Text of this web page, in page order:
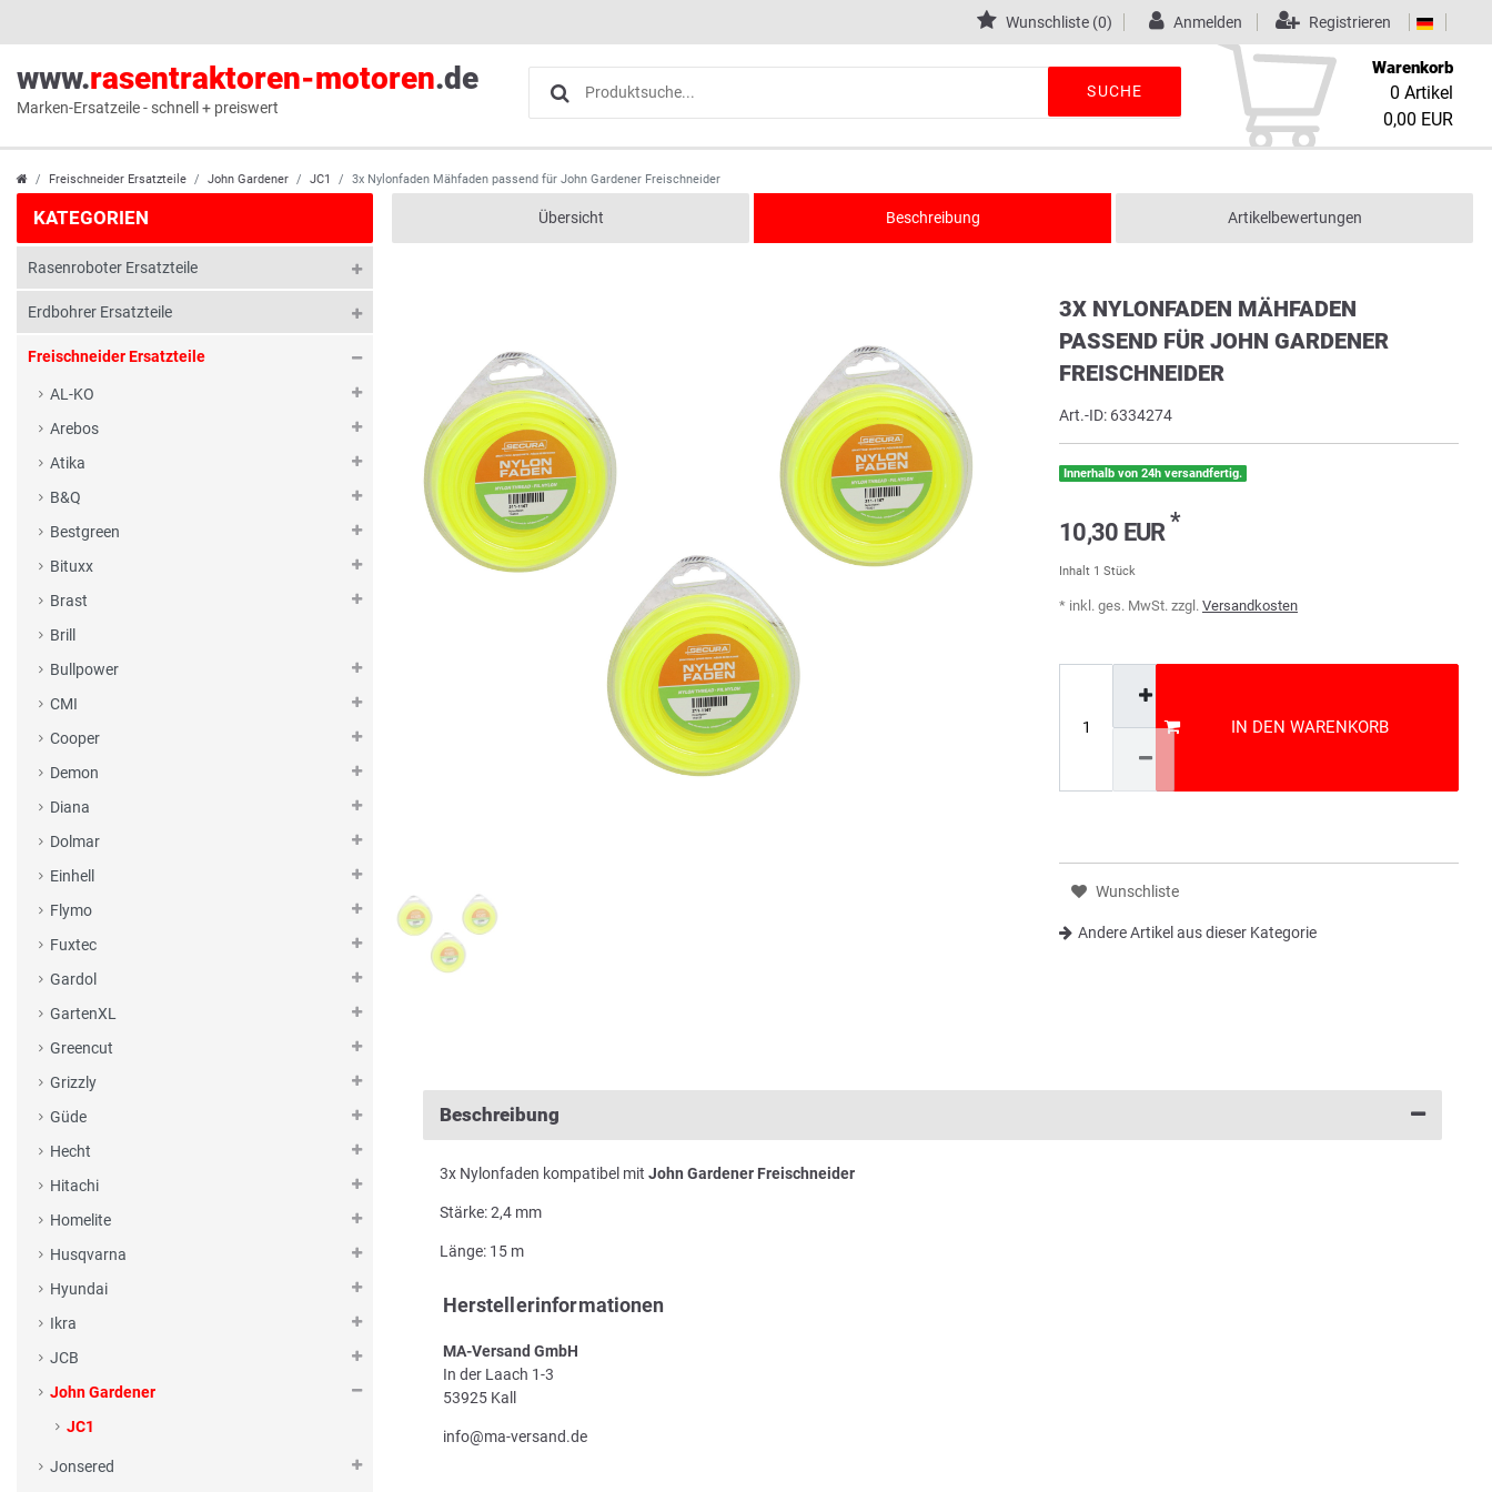
Wunschliste (0) Anmelden Registrieren
www.rasentraktoren-motoren.de
Marken-Ersatzeile - schnell + preiswert
SUCHE
Warenkorb
0 Artikel
0,00 EUR
Freischneider Ersatzteile John Gardener JC1 3x Nylonfaden Mähfaden passend für John Gardener Freischneider
KATEGORIEN
Rasenroboter Ersatzteile
Erdbohrer Ersatzteile
Freischneider Ersatzteile
AL-KO
Arebos
Atika
B&Q
Bestgreen
Bituxx
Brast
Brill
Bullpower
CMI
Cooper
Demon
Diana
Dolmar
Einhell
Flymo
Fuxtec
Gardol
GartenXL
Greencut
Grizzly
Güde
Hecht
Hitachi
Homelite
Husqvarna
Hyundai
Ikra
JCB
John Gardener
JC1
Jonsered
Übersicht Beschreibung Artikelbewertungen
3X NYLONFADEN MÄHFADEN
PASSEND FÜR JOHN GARDENER
FREISCHNEIDER
Art.-ID: 6334274
Innerhalb von 24h versandfertig.
10,30 EUR *
Inhalt 1 Stück
* inkl. ges. MwSt. zzgl. Versandkosten
IN DEN WARENKORB
Wunschliste
Andere Artikel aus dieser Kategorie
Beschreibung
3x Nylonfaden kompatibel mit John Gardener Freischneider
Stärke: 2,4 mm
Länge: 15 m
Herstellerinformationen
MA-Versand GmbH
In der Laach 1-3
53925 Kall
info@ma-versand.de